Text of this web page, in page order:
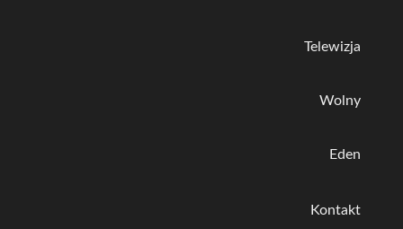
Telewizja
Wolny
Eden
Kontakt